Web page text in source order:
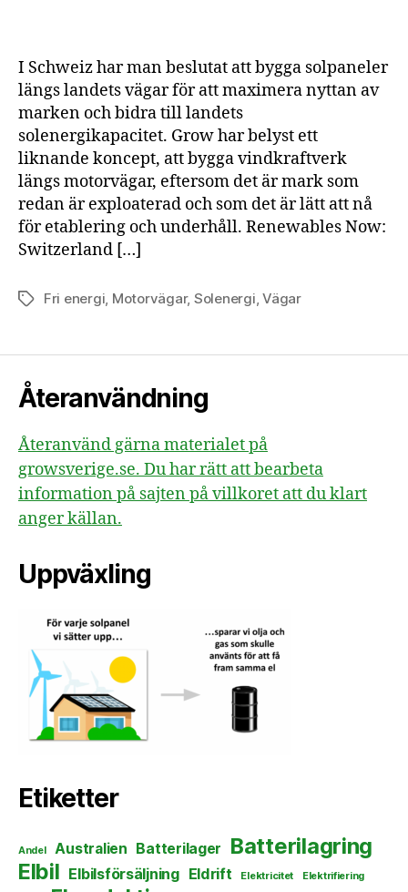
I Schweiz har man beslutat att bygga solpaneler
längs landets vägar för att maximera nyttan av
marken och bidra till landets
solenergikapacitet. Grow har belyst ett
liknande koncept, att bygga vindkraftverk
längs motorvägar, eftersom det är mark som
redan är exploaterad och som det är lätt att nå
för etablering och underhåll. Renewables Now:
Switzerland […]
EtiketterFri energi, Motorvägar, Solenergi,Vägar
Återanvändning
Återanvänd gärna materialet på
growsverige.se. Du har rätt att bearbeta
information på sajten på villkoret att du klart
anger källan.
Uppväxling
Etiketter
Andel Australien Batterilager Batterilagring
Elbil Elbilsförsäljning Eldrift Elektricitet Elektrifiering